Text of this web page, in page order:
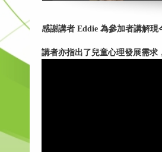
感謝講者 Eddie 為參加者講解
講者亦指出了兒童心理發展需求